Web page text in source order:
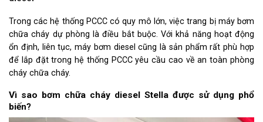
Trong các hệ thống PCCC có quy mô lớn, việc trang bị máy bơm
chữa cháy dự phòng là điều bắt buộc. Với khả năng hoạt động
ổn định, liên tục, máy bơm diesel cũng là sản phẩm rất phù hợp
để lắp đặt trong hệ thống PCCC yêu cầu cao về an toàn phòng
cháy chữa cháy.
Vì sao bơm chữa cháy diesel Stella được sử dụng phổ
biến?